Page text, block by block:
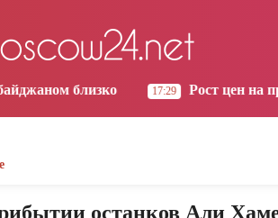
10:06
Moscow
09:06
17:29 Рост цен на продукты в
останков Али